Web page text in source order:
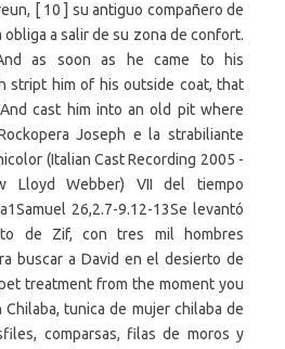
[ 10 ] su antiguo compañero de
a salir de su zona de confort.
as soon as he came to his
stript him of his outside coat, that
cast him into an old pit where
Joseph e la strabiliante
(Italian Cast Recording 2005 -
Lloyd Webber) VII del tiempo
26,2.7-9.12-13Se levantó
de Zif, con tres mil hombres
buscar a David en el desierto de
treatment from the moment you
tunica de mujer chilaba de
comparsas, filas de moros y